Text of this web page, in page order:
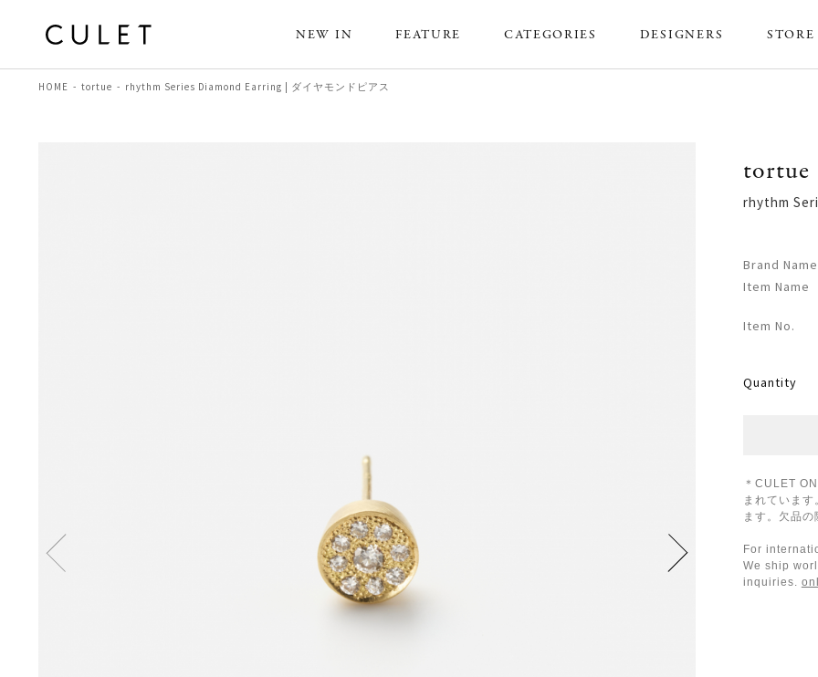
NEW IN FEATURE CATEGORIES DESIGNERS STORE
HOME tortue rhythm Series Diamond Earring | ダイヤモンドピアス
tortue
rhythm
Brand Name
Item Name
Item No.
Quantity
＊CULET
まれていま
ます。欠品
For
We ship
inquiries.